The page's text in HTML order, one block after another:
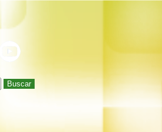
Buscar